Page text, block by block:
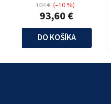
93,60 €
104 € (–10 %)
DO KOŠÍKA